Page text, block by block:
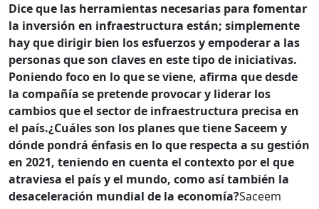
Dice que las herramientas necesarias para fomentar
la inversión en infraestructura están; simplemente
hay que dirigir bien los esfuerzos y empoderar a las
personas que son claves en este tipo de iniciativas.
Poniendo foco en lo que se viene, afirma que desde
la compañía se pretende provocar y liderar los
cambios que el sector de infraestructura precisa en
el país.¿Cuáles son los planes que tiene Saceem y
dónde pondrá énfasis en lo que respecta a su gestión
en 2021, teniendo en cuenta el contexto por el que
atraviesa el país y el mundo, como así también la
desaceleración mundial de la economía?Saceem